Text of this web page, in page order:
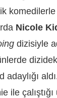
komedilerle
Nicole
dizisiyle
ile